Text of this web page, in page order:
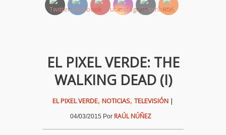
EL PIXEL VERDE: THE
WALKING DEAD (I)
EL PIXEL VERDE, NOTICIAS, TELEVISIÓN |
04/03/2015 Por RAÚL NÚÑEZ